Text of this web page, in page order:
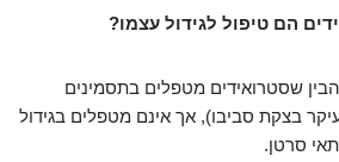
הם טיפול לגידול עצמו?
שסטרואידים מטפלים בתסמינים
בצקת סביבו), אך אינם מטפלים בגידול
סרטן.